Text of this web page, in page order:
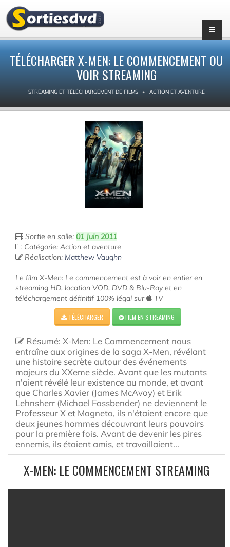
TÉLÉCHARGER X-MEN: LE COMMENCEMENT OU
VOIR STREAMING
STREAMING ET TÉLÉCHARGEMENT DE FILMS ACTION ET AVENTURE
Sortie en salle: 01 Juin 2011
Catégorie: Action et aventure
Réalisation: Matthew Vaughn
Le film X-Men: Le commencement est à voir en entier en
streaming HD, location VOD, DVD & Blu-Ray et en
téléchargement définitif 100% légal sur
TV
TÉLÉCHARGER FILM EN STREAMING
Résumé: X-Men: Le Commencement nous
entraîne aux origines de la saga X-Men, révélant
une histoire secrète autour des événements
majeurs du XXeme siècle. Avant que les mutants
n'aient révélé leur existence au monde, et avant
que Charles Xavier (James McAvoy) et Erik
Lehnsherr (Michael Fassbender) ne deviennent le
Professeur X et Magneto, ils n'étaient encore que
deux jeunes hommes découvrant leurs pouvoirs
pour la première fois. Avant de devenir les pires
ennemis, ils étaient amis, et travaillaient...
X-MEN: LE COMMENCEMENT STREAMING